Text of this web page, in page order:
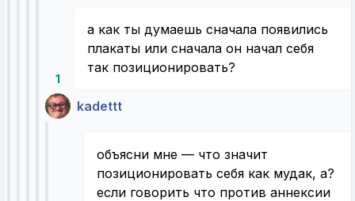
1
а как ты думаешь сначала появились
плакаты или сначала он начал себя
так позиционировать?
kadettt
объясни мне — что значит
позиционировать себя как мудак, а?
если говорить что против аннексии